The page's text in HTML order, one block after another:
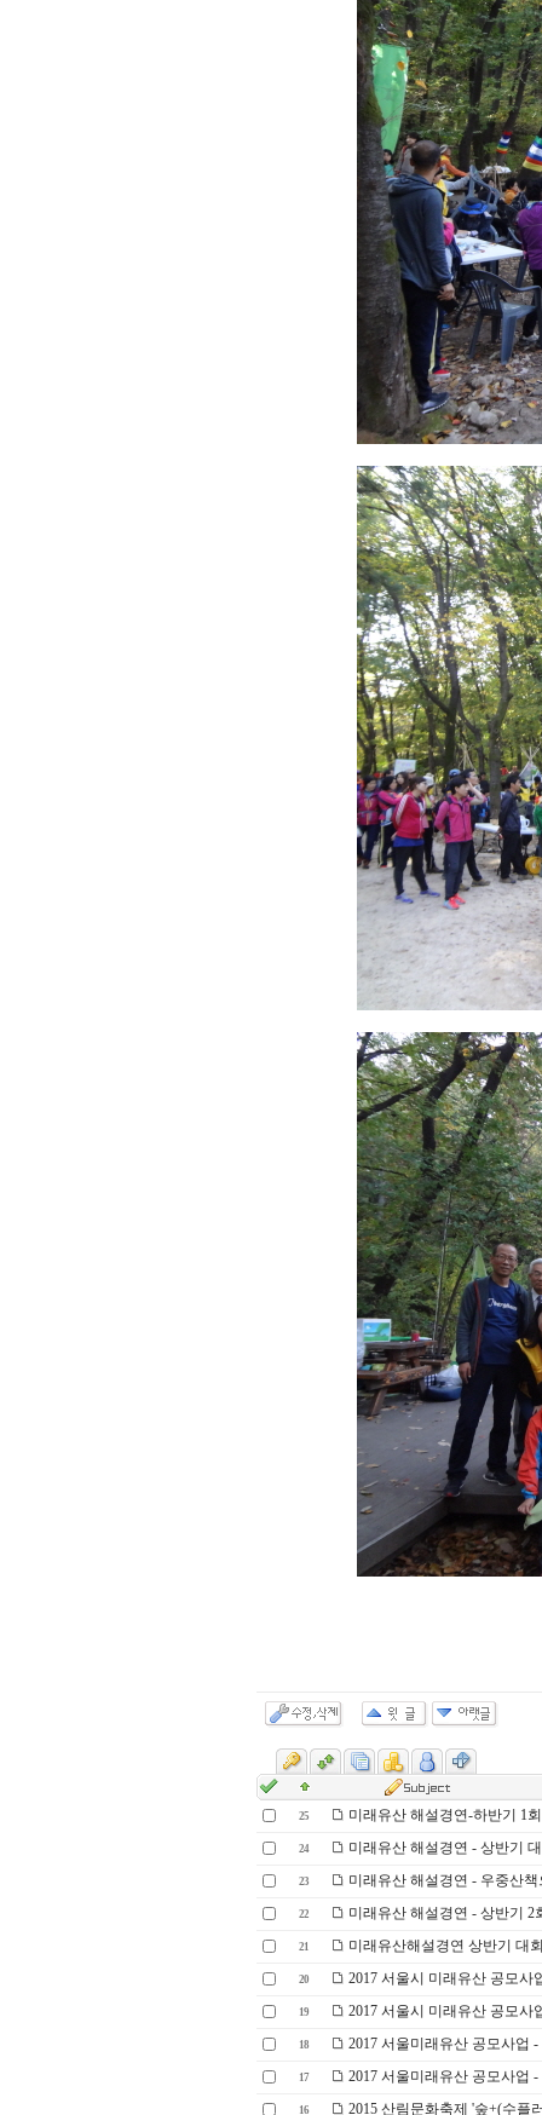
25 미래유산 해설경연-하반기 1회
24 미래유산 해설경연 - 상반기
23 미래유산 해설경연 - 우중산
22 미래유산 해설경연 - 상반기 2
21 미래유산해설경연 상반기 대
20 2017 서울시 미래유산 공모사
19 2017 서울시 미래유산 공모사
18 2017 서울미래유산 공모사업
17 2017 서울미래유산 공모사업
16 2015 산림문화축제 '숲+(수플